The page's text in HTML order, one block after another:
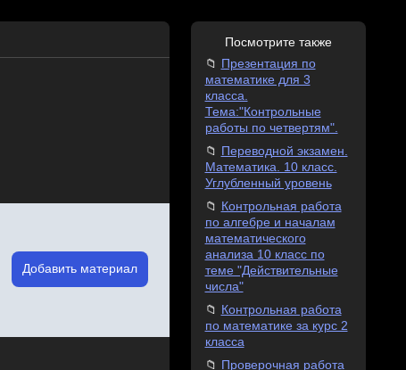
Добавить материал
Посмотрите также
Презентация по
математике для 3
класса.
Тема:"Контрольные
работы по четвертям".
Переводной экзамен.
Математика. 10 класс.
Углубленный уровень
Контрольная работа
по алгебре и началам
математического
анализа 10 класс по
теме "Действительные
числа"
Контрольная работа
по математике за курс 2
класса
Проверочная работа